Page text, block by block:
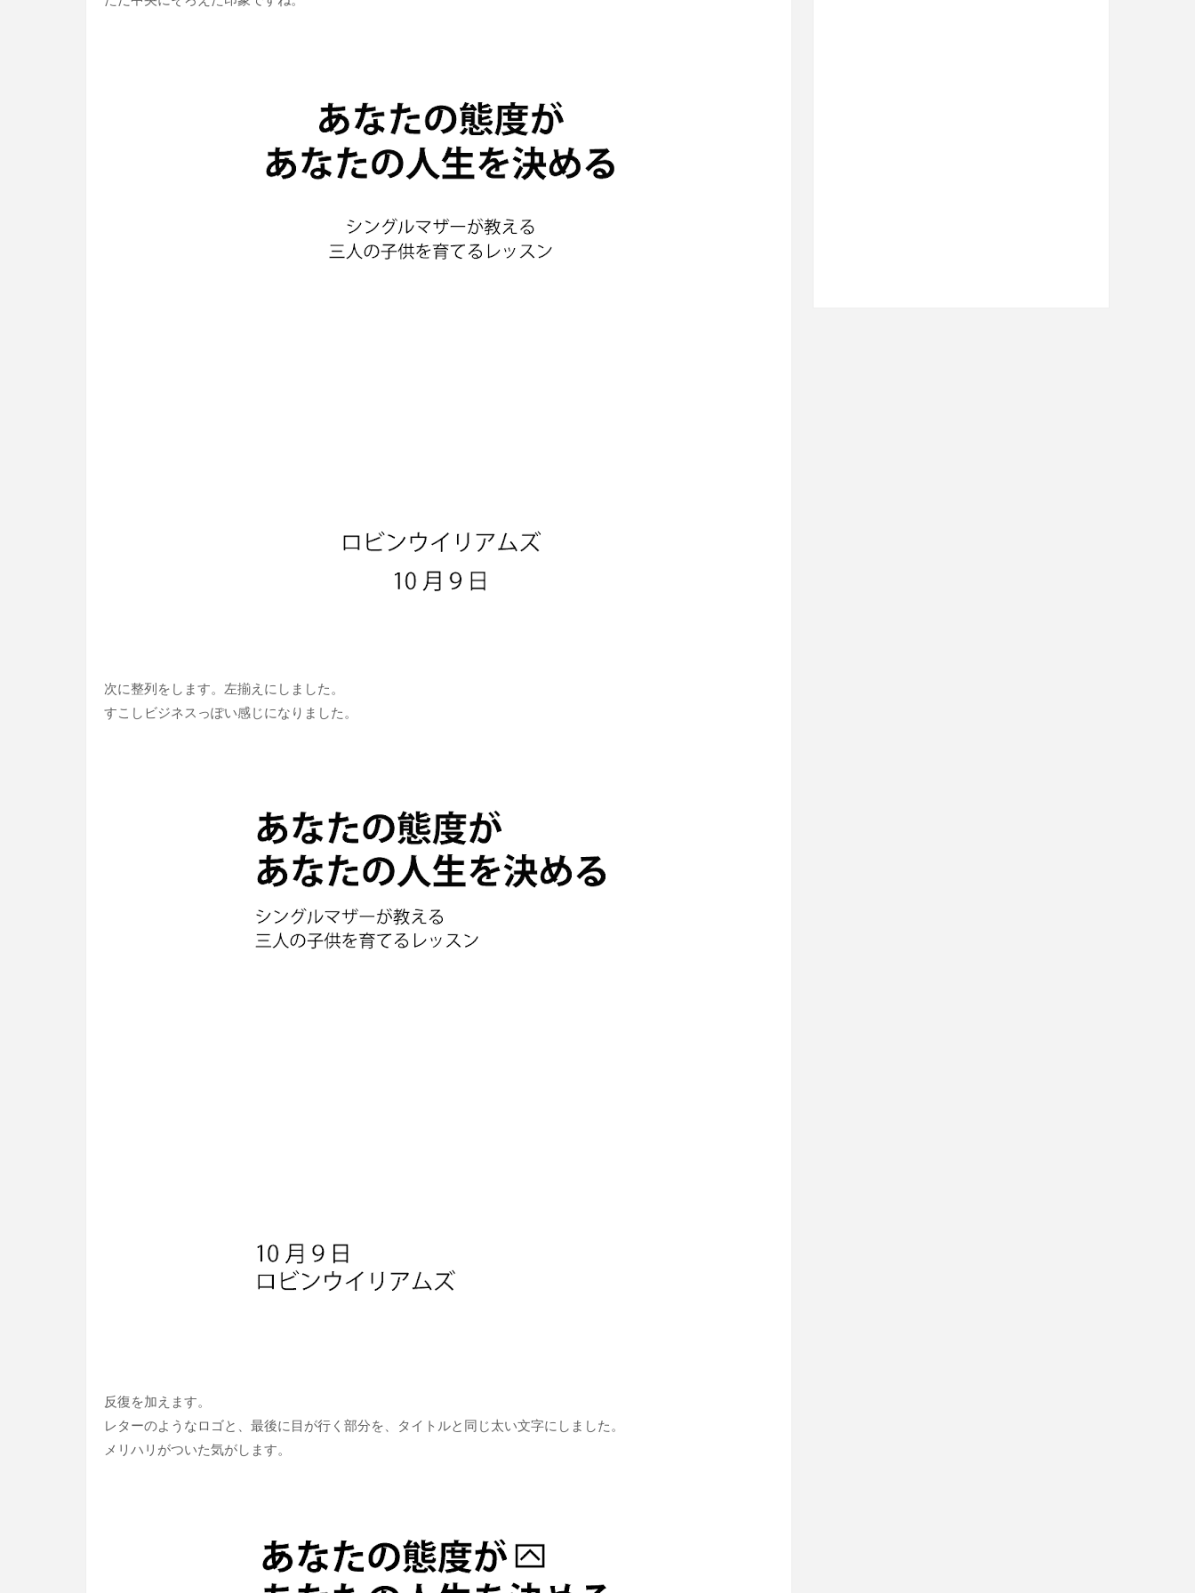
次に整列をします。左揃えにしました。
すこしビジネスっぽい感じになりました。
反復を加えます。
レターのようなロゴと、最後に目が行く部分を、タイトルと同じ太い文字にしました。
メリハリがついた気がします。